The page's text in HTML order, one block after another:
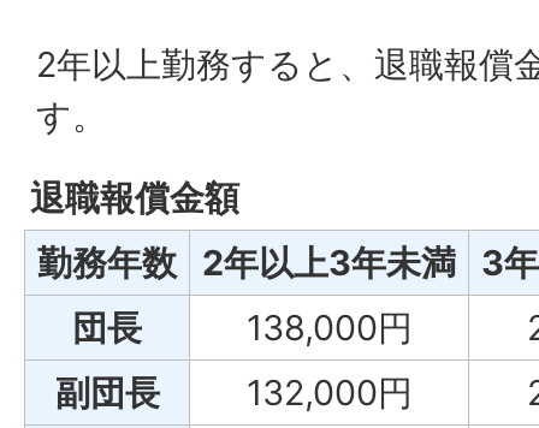
2年以上勤務すると、退職報償
す。
退職報償金額
勤務年数
2年以上3年未満
3
団長
138,000円
副団長
132,000円